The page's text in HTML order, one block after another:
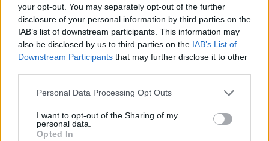
your opt-out. You may separately opt-out of the further
disclosure of your personal information by third parties on the
IAB’s list of downstream participants. This information may
also be disclosed by us to third parties on the IAB’s List of
Downstream Participants that may further disclose it to other
Personal Data Processing Opt Outs
I want to opt-out of the Sharing of my
personal data.
Opted In
Αυτά τα άτομα δεν πρέπει να λάβουν
εμβόλιο mRNA, εκτός κι ανεκτιμηθούν από
αλλεργιολόγο-ανοσολόγο και κριθεί ότι μπορεί
να προχωρήσουν στον εμβολιασμό υπό ιατρική
Συστάσεις δημόσιας υγεία για τους
εμβολιασθέντες
Όσοι έχουν κάνει εμβόλια